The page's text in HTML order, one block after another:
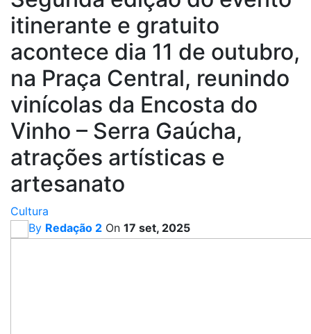
itinerante e gratuito
acontece dia 11 de outubro,
na Praça Central, reunindo
vinícolas da Encosta do
Vinho – Serra Gaúcha,
atrações artísticas e
artesanato
Cultura
By Redação 2 On 17 set, 2025